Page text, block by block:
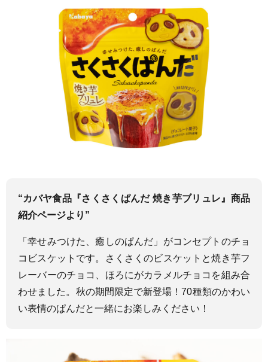
“カバヤ食品『さくさくぱんだ 焼き芋ブリュレ』商品
紹介ページより”
「幸せみつけた、癒しのぱんだ」がコンセプトのチョ
コビスケットです。さくさくのビスケットと焼き芋フ
レーバーのチョコ、ほろにがカラメルチョコを組み合
わせました。秋の期間限定で新登場！70種類のかわい
い表情のぱんだと一緒にお楽しみください！